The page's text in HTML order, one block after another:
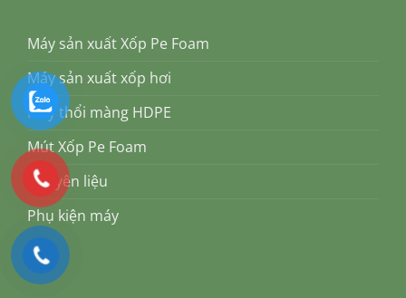
Máy sản xuất Xốp Pe Foam
Máy sản xuất xốp hơi
Máy thổi màng HDPE
Mút Xốp Pe Foam
Nguyên liệu
Phụ kiện máy